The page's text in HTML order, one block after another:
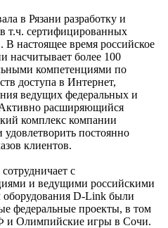
в Рязани разработку и
т.ч. сертифицированных
настоящее время российское
насчитывает более 100
компетенциями по
доступа в Интернет,
ведущих федеральных и
расширяющийся
комплекс компании
постоянно
клиентов.
с
и ведущими российскими
D-Link были
федеральные проекты, в том
и Олимпийские игры в Сочи.